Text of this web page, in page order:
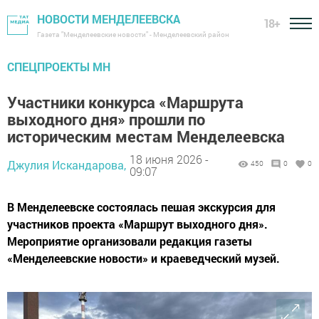
НОВОСТИ МЕНДЕЛЕЕВСКА
Газета "Менделеевские новости" - Менделеевский район
18+
СПЕЦПРОЕКТЫ МН
Участники конкурса «Маршрута
выходного дня» прошли по
историческим местам Менделеевска
Джулия Искандарова, 18 июня 2026 -
09:07
450 0 0
В Менделеевске состоялась пешая экскурсия для
участников проекта «Маршрут выходного дня».
Мероприятие организовали редакция газеты
«Менделеевские новости» и краеведческий музей.